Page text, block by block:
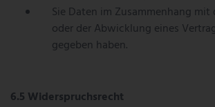
Sie Daten im Zusammenhang mit
oder der Abwicklung eines
gegeben haben.
Widerspruchsrecht